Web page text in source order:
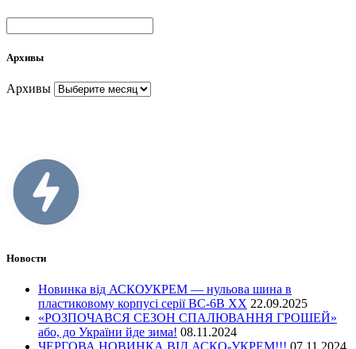
Архивы
Архивы
Новости
Новинка від АСКОУКРЕМ — нульова шина в
пластиковому корпусі серії ВС-6В ХХ 22.09.2025
«РОЗПОЧАВСЯ СЕЗОН СПАЛЮВАННЯ ГРОШЕЙ»
або, до України йде зима! 08.11.2024